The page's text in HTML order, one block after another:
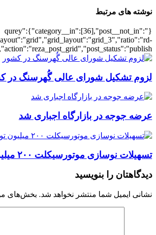
نوشته های مرتبط
{"qurey":{"category__in":[36],"post__not_in":
لزوم تشکیل شورای عالی گُهرسنگ در
عرضه جوجه در بازارگاه اجباری شد
تسهیلات نوسازی موتورسیکلت‌ ۲۰۰ میلیون تومان شد
دیدگاهتان را بنویسید
نشانی ایمیل شما منتشر نخواهد شد. بخش‌های